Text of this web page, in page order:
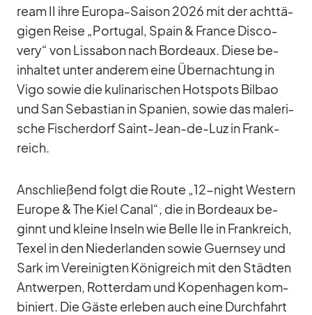
ream II ihre Eu­ropa-Sai­son 2026 mit der acht­tä­
gi­gen Reise „Por­tu­gal, Spain & France Dis­co­
very“ von Lis­sa­bon nach Bor­deaux. Diese be­
inhal­tet un­ter an­de­rem eine Über­nach­tung in
Vigo so­wie die ku­li­na­ri­schen Hot­spots Bil­bao
und San Se­bas­tian in Spa­nien, so­wie das ma­le­ri­
sche Fi­scher­dorf Saint-Jean-de-Luz in Frank­
reich.
An­schlie­ßend folgt die Route „12-night Wes­tern
Eu­rope & The Kiel Ca­nal“, die in Bor­deaux be­
ginnt und kleine In­seln wie Belle Ile in Frank­reich,
Te­xel in den Nie­der­lan­den so­wie Guern­sey und
Sark im Ver­ei­nig­ten Kö­nig­reich mit den Städ­ten
Ant­wer­pen, Rot­ter­dam und Ko­pen­ha­gen kom­
bi­niert. Die Gäste er­le­ben auch eine Durch­fahrt